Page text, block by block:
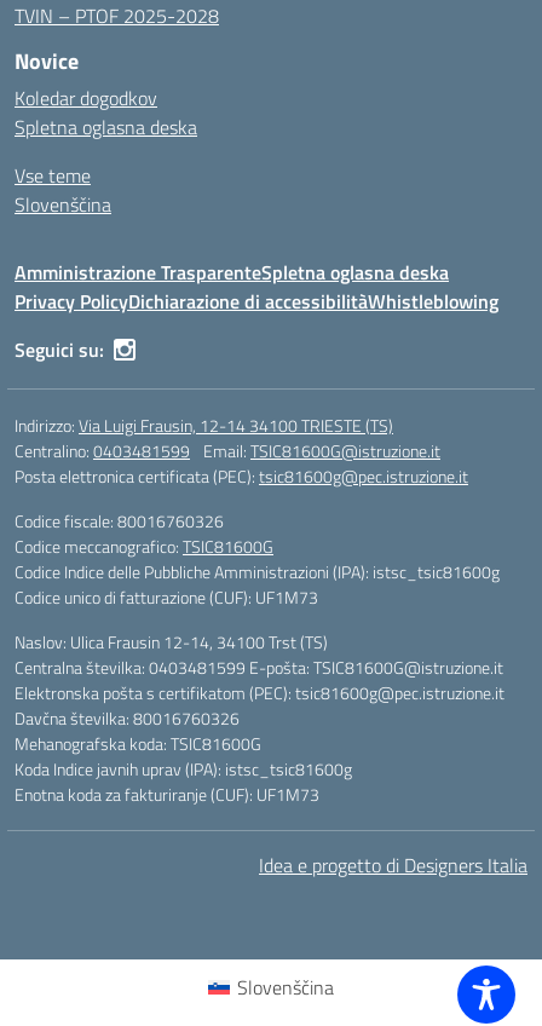
TVIN – PTOF 2025-2028
Novice
Koledar dogodkov
Spletna oglasna deska
Vse teme
Slovenščina
Amministrazione TrasparenteSpletna oglasna deska
Privacy PolicyDichiarazione di accessibilitàWhistleblowing
Seguici su:
Indirizzo:Via Luigi Frausin, 12-14 34100 TRIESTE (TS)
Centralino:0403481599 Email:TSIC81600G@istruzione.it
Posta elettronica certificata (PEC):tsic81600g@pec.istruzione.it
Codice fiscale: 80016760326
Codice meccanografico:TSIC81600G
Codice Indice delle Pubbliche Amministrazioni (IPA): istsc_tsic81600g
Codice unico di fatturazione (CUF): UF1M73
Naslov: Ulica Frausin 12-14, 34100 Trst (TS)
Centralna številka: 0403481599 E-pošta: TSIC81600G@istruzione.it
Elektronska pošta s certifikatom (PEC): tsic81600g@pec.istruzione.it
Davčna številka: 80016760326
Mehanografska koda: TSIC81600G
Koda Indice javnih uprav (IPA): istsc_tsic81600g
Enotna koda za fakturiranje (CUF): UF1M73
Idea e progetto di Designers Italia
Slovenščina